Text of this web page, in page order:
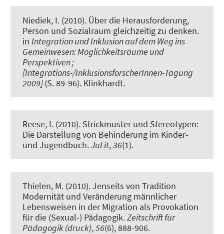
Niediek, I. (2010). Über die Herausforderung,
Person und Sozialraum gleichzeitig zu denken.
in Integration und Inklusion auf dem Weg ins
Gemeinwesen: Möglichkeitsräume und
Perspektiven ;
[Integrations-/InklusionsforscherInnen-Tagung
2009](S. 89-96). Klinkhardt.
Reese, I. (2010). Strickmuster und Stereotypen:
Die Darstellung von Behinderung im Kinder-
und Jugendbuch.JuLit,36(1).
Thielen, M. (2010).Jenseits von Tradition
Modernität und Veränderung männlicher
Lebensweisen in der Migration als Provokation
für die (Sexual-) Pädagogik.Zeitschrift für
Pädagogik (druck),56(6), 888-906.